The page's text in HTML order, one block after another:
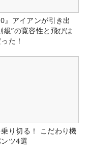
』アイアンが引き出
級”の寛容性と飛びは
た！
り切る！ こだわり機
ツ4選